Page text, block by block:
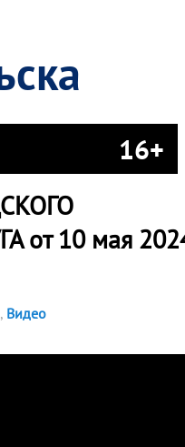
16+
от 10 мая
, Видео